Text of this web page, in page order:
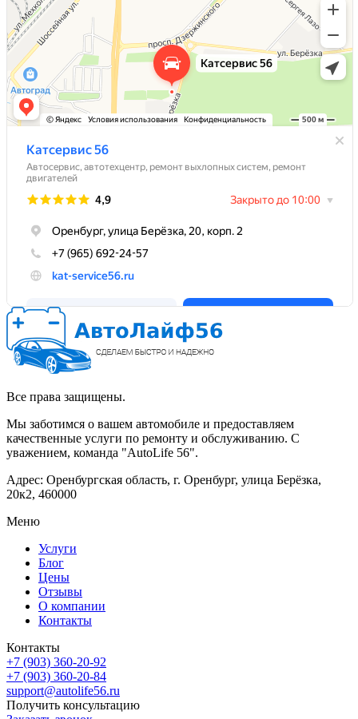
Все права защищены.
Мы заботимся о вашем автомобиле и предоставляем
качественные услуги по ремонту и обслуживанию. С
уважением, команда "AutoLife 56".
Адрес: Оренбургская область, г. Оренбург, улица Берёзка,
20к2, 460000
Меню
Услуги
Блог
Цены
Отзывы
О компании
Контакты
Контакты
+7 (903) 360-20-92
+7 (903) 360-20-84
support@autolife56.ru
Получить консультацию